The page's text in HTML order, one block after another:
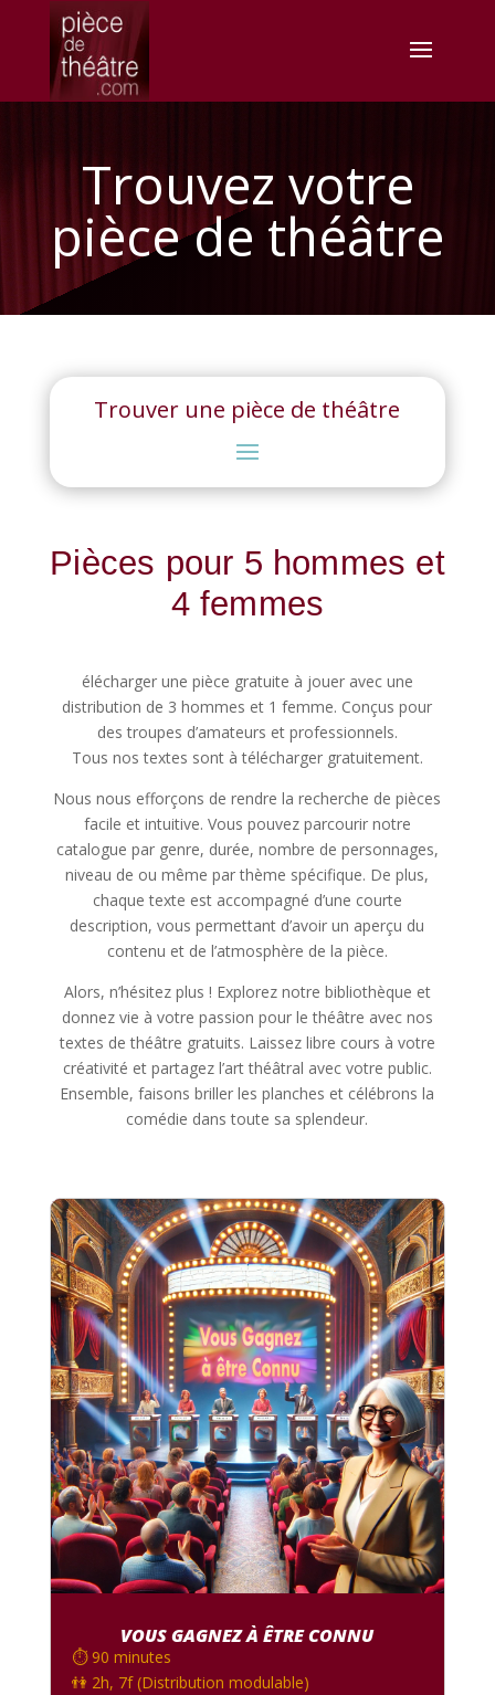
Trouvez votre
pièce de théâtre
Trouver une pièce de théâtre
Pièces pour 5 hommes et
4 femmes
élécharger une pièce gratuite à jouer avec une
distribution de 3 hommes et 1 femme. Conçus pour
des troupes d’amateurs et professionnels.
Tous nos textes sont à télécharger gratuitement.
Nous nous efforçons de rendre la recherche de pièces
facile et intuitive. Vous pouvez parcourir notre
catalogue par genre, durée, nombre de personnages,
niveau de ou même par thème spécifique. De plus,
chaque texte est accompagné d’une courte
description, vous permettant d’avoir un aperçu du
contenu et de l’atmosphère de la pièce.
Alors, n’hésitez plus ! Explorez notre bibliothèque et
donnez vie à votre passion pour le théâtre avec nos
textes de théâtre gratuits. Laissez libre cours à votre
créativité et partagez l’art théâtral avec votre public.
Ensemble, faisons briller les planches et célébrons la
comédie dans toute sa splendeur.
VOUS GAGNEZ À ÊTRE CONNU
⏱️ 90 minutes
👫 2h, 7f (Distribution modulable)